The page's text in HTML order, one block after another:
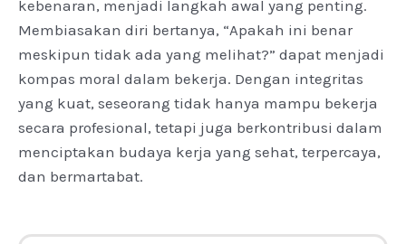
kebenaran, menjadi langkah awal yang penting.
Membiasakan diri bertanya, “Apakah ini benar
meskipun tidak ada yang melihat?” dapat menjadi
kompas moral dalam bekerja. Dengan integritas
yang kuat, seseorang tidak hanya mampu bekerja
secara profesional, tetapi juga berkontribusi dalam
menciptakan budaya kerja yang sehat, terpercaya,
dan bermartabat.